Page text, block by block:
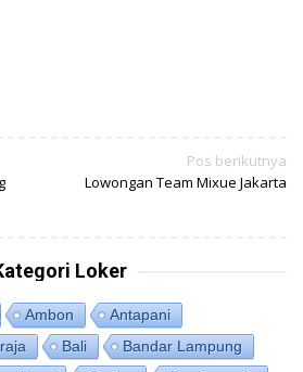
Pos berikutnya
Lowongan Team Mixue Jakarta
Loker
Ambon
Antapani
Bali
Bandar Lampung